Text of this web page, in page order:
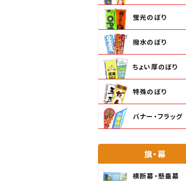
蛍光のぼり
撥水のぼり
ちょい厚のぼり
特殊のぼり
バナー・フラッグ
旗・幕
横断幕・懸垂幕